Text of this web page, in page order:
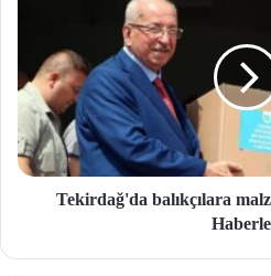
Tekirdağ'da balıkçılara